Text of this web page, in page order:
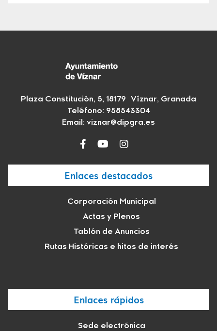
Plaza Constitución, 5, 18179 Víznar, Granada
Teléfono: 958543304
Email: viznar@dipgra.es
Enlaces destacados
Corporación Municipal
Actas y Plenos
Tablón de Anuncios
Rutas Históricas e hitos de interés
Enlaces rápidos
Sede electrónica